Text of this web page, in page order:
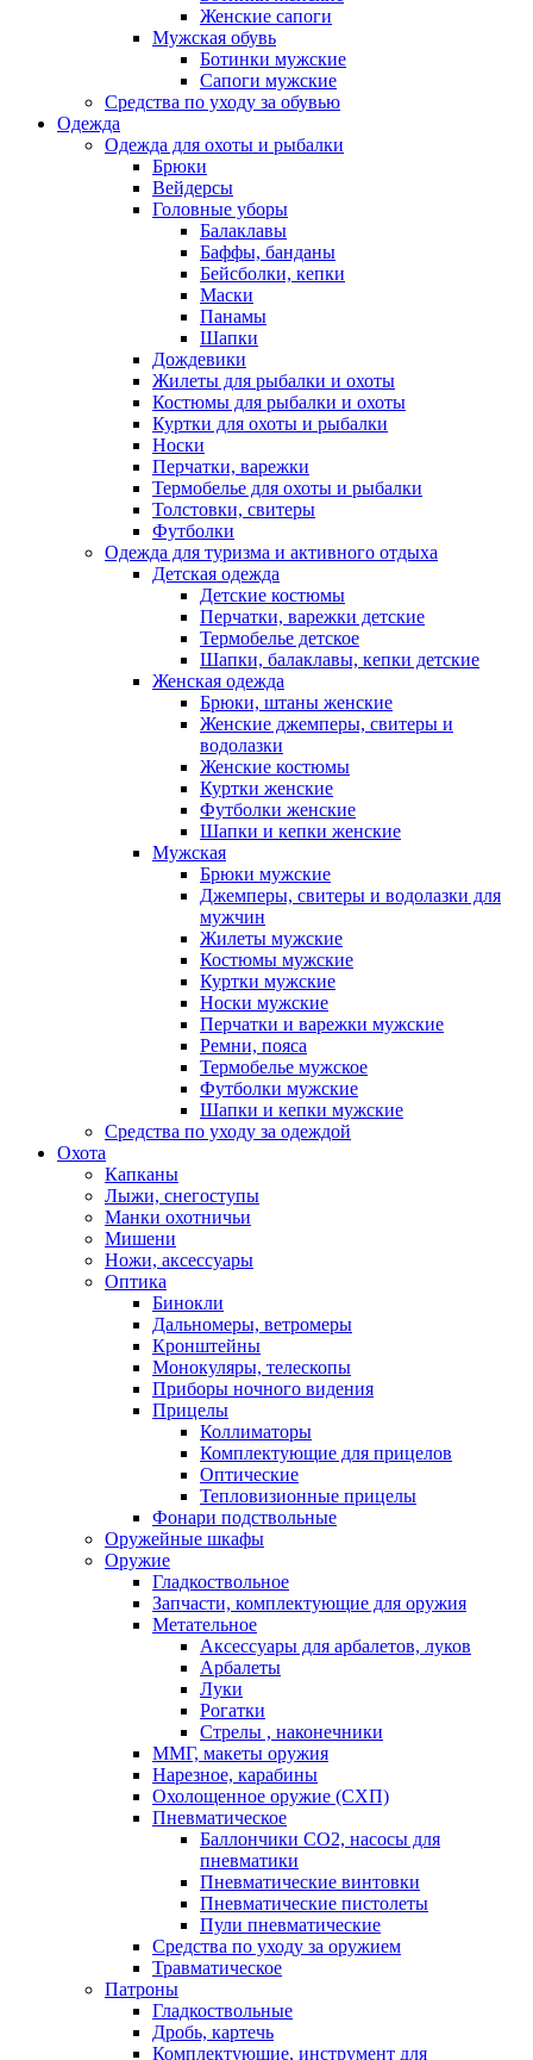
Женские сапоги
Мужская обувь
Ботинки мужские
Сапоги мужские
Средства по уходу за обувью
Одежда
Одежда для охоты и рыбалки
Брюки
Вейдерсы
Головные уборы
Балаклавы
Баффы, банданы
Бейсболки, кепки
Маски
Панамы
Шапки
Дождевики
Жилеты для рыбалки и охоты
Костюмы для рыбалки и охоты
Куртки для охоты и рыбалки
Носки
Перчатки, варежки
Термобелье для охоты и рыбалки
Толстовки, свитеры
Футболки
Одежда для туризма и активного отдыха
Детская одежда
Детские костюмы
Перчатки, варежки детские
Термобелье детское
Шапки, балаклавы, кепки детские
Женская одежда
Брюки, штаны женские
Женские джемперы, свитеры и
водолазки
Женские костюмы
Куртки женские
Футболки женские
Шапки и кепки женские
Мужская
Брюки мужские
Джемперы, свитеры и водолазки для
мужчин
Жилеты мужские
Костюмы мужские
Куртки мужские
Носки мужские
Перчатки и варежки мужские
Ремни, пояса
Термобелье мужское
Футболки мужские
Шапки и кепки мужские
Средства по уходу за одеждой
Охота
Капканы
Лыжи, снегоступы
Манки охотничьи
Мишени
Ножи, аксессуары
Оптика
Бинокли
Дальномеры, ветромеры
Кронштейны
Монокуляры, телескопы
Приборы ночного видения
Прицелы
Коллиматоры
Комплектующие для прицелов
Оптические
Тепловизионные прицелы
Фонари подствольные
Оружейные шкафы
Оружие
Гладкоствольное
Запчасти, комплектующие для оружия
Метательное
Аксессуары для арбалетов, луков
Арбалеты
Луки
Рогатки
Стрелы , наконечники
ММГ, макеты оружия
Нарезное, карабины
Охолощенное оружие (СХП)
Пневматическое
Баллончики СО2, насосы для
пневматики
Пневматические винтовки
Пневматические пистолеты
Пули пневматические
Средства по уходу за оружием
Травматическое
Патроны
Гладкоствольные
Дробь, картечь
Комплектующие, инструмент для